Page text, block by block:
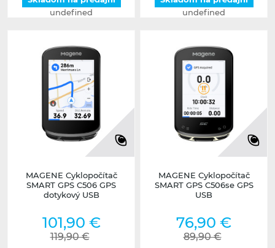
undefined
undefined
MAGENE Cyklopočítač
SMART GPS C506 GPS
dotykový USB
101,90 €
119,90 €
MAGENE Cyklopočítač
SMART GPS C506se GPS
USB
76,90 €
89,90 €